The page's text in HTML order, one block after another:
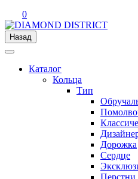
0
Назад
Каталог
Кольца
Тип
Дорожка
Сердце